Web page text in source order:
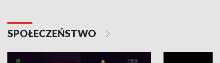
SPOŁECZEŃSTWO